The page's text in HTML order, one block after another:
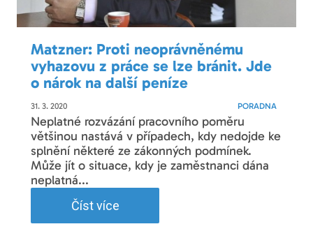
Matzner: Proti neoprávněnému
vyhazovu z práce se lze bránit. Jde
o nárok na další peníze
31. 3. 2020 PORADNA
Neplatné rozvázání pracovního poměru
většinou nastává v případech, kdy nedojde ke
splnění některé ze zákonných podmínek.
Může jít o situace, kdy je zaměstnanci dána
neplatná...
Číst více